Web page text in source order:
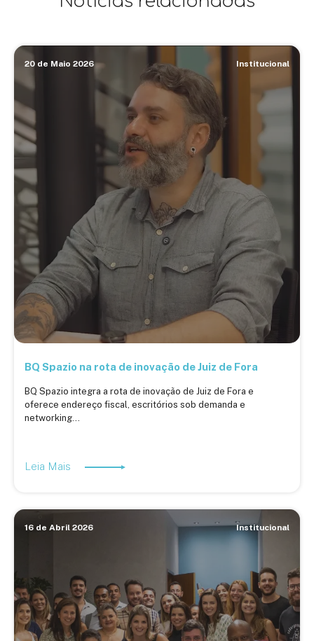
20 de Maio 2026 Institucional
BQ Spazio na rota de inovação de Juiz de Fora
BQ Spazio integra a rota de inovação de Juiz de Fora e
oferece endereço fiscal, escritórios sob demanda e
networking...
Leia Mais
16 de Abril 2026 Institucional